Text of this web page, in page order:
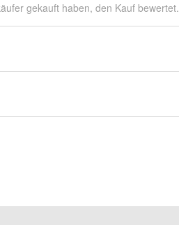
gekauft haben, den Kauf bewertet.